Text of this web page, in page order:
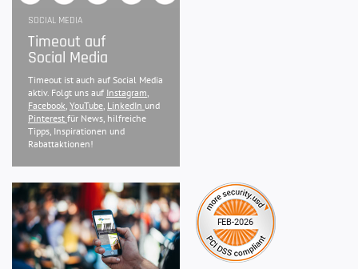
SOCIAL MEDIA
Timeout auf
Social Media
Timeout ist auch auf Social Media
aktiv. Folgt uns auf Instagram
Facebook YouTube LinkedIn und
Pinterest für News, hilfreiche
Tipps, Inspirationen und
Rabattaktionen!